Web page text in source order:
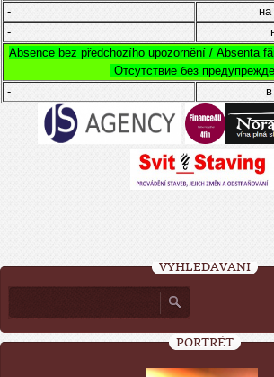
-
на
-
Absence bez předchozího upozornění / Absența
Отсутствие без
-
в
VYHLEDÁVÁNÍ
PORTRÉT